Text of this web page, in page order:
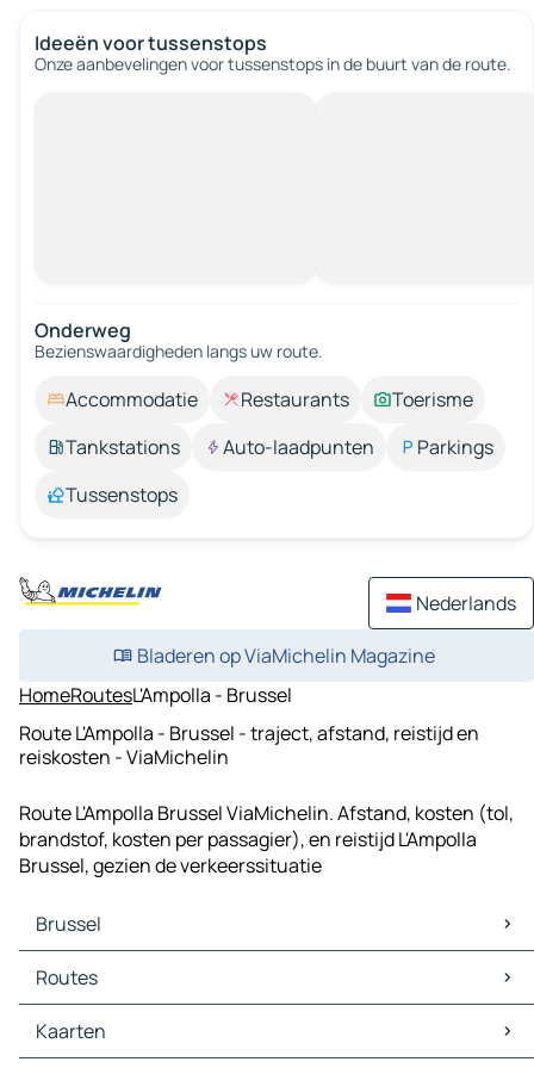
Ideeën voor tussenstops
Onze aanbevelingen voor tussenstops in de buurt van de route.
Onderweg
Bezienswaardigheden langs uw route.
Accommodatie Restaurants
Toerisme
Tankstations
Auto-laadpunten
Parkings
Tussenstops
Nederlands
Bladeren op ViaMichelin Magazine
HomeRoutesL'Ampolla - Brussel
Route L'Ampolla - Brussel - traject, afstand, reistijd en
reiskosten - ViaMichelin
Route L'Ampolla Brussel ViaMichelin. Afstand, kosten (tol,
brandstof, kosten per passagier), en reistijd L'Ampolla
Brussel, gezien de verkeerssituatie
Brussel
Brussel Kaarten
Brussel Verkeer
Brussel Hotels
Brussel Restaurants
Routes
Routes Brussel - Antwerpen
Routes Brussel - Rotterdam
Kaarten